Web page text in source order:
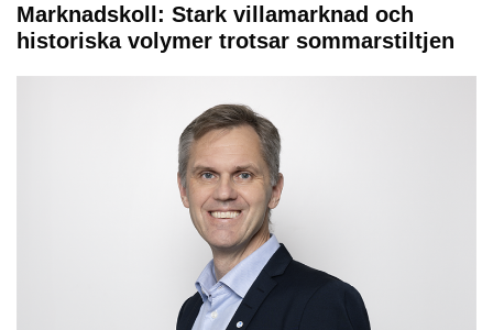
Marknadskoll: Stark villamarknad och
historiska volymer trotsar sommarstiltjen